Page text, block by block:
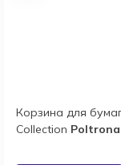
Корзина для
Collection